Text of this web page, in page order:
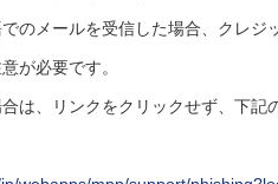
のメールを受信した場合、クレジ
が必要です。
は、リンクをクリックせず、下記